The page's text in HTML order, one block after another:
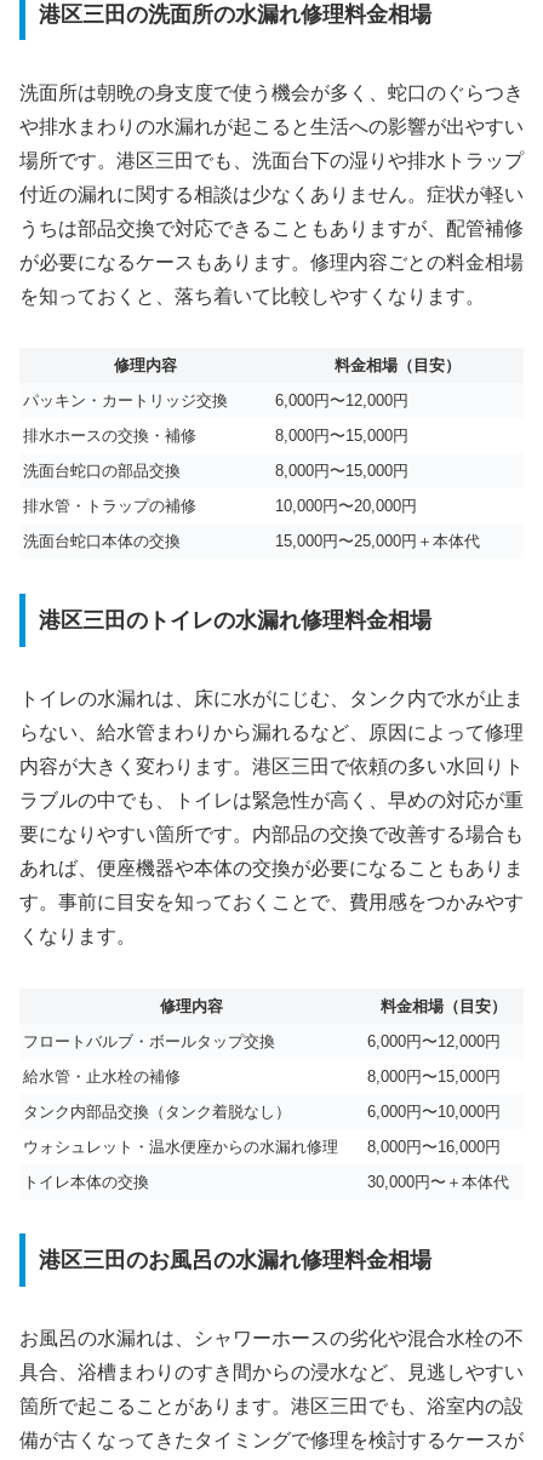
港区三田の洗面所の水漏れ修理料金相場
洗面所は朝晩の身支度で使う機会が多く、蛇口のぐらつき
や排水まわりの水漏れが起こると生活への影響が出やすい
場所です。港区三田でも、洗面台下の湿りや排水トラップ
付近の漏れに関する相談は少なくありません。症状が軽い
うちは部品交換で対応できることもありますが、配管補修
が必要になるケースもあります。修理内容ごとの料金相場
を知っておくと、落ち着いて比較しやすくなります。
修理内容
料金相場（目安）
パッキン・カートリッジ交換
6,000円〜12,000円
排水ホースの交換・補修
8,000円〜15,000円
洗面台蛇口の部品交換
8,000円〜15,000円
排水管・トラップの補修
10,000円〜20,000円
洗面台蛇口本体の交換
15,000円〜25,000円＋本体代
港区三田のトイレの水漏れ修理料金相場
トイレの水漏れは、床に水がにじむ、タンク内で水が止ま
らない、給水管まわりから漏れるなど、原因によって修理
内容が大きく変わります。港区三田で依頼の多い水回りト
ラブルの中でも、トイレは緊急性が高く、早めの対応が重
要になりやすい箇所です。内部品の交換で改善する場合も
あれば、便座機器や本体の交換が必要になることもありま
す。事前に目安を知っておくことで、費用感をつかみやす
くなります。
修理内容
料金相場（目安）
フロートバルブ・ボールタップ交換
6,000円〜12,000円
給水管・止水栓の補修
8,000円〜15,000円
タンク内部品交換（タンク着脱なし）
6,000円〜10,000円
ウォシュレット・温水便座からの水漏れ修理
8,000円〜16,000円
トイレ本体の交換
30,000円〜＋本体代
港区三田のお風呂の水漏れ修理料金相場
お風呂の水漏れは、シャワーホースの劣化や混合水栓の不
具合、浴槽まわりのすき間からの浸水など、見逃しやすい
箇所で起こることがあります。港区三田でも、浴室内の設
備が古くなってきたタイミングで修理を検討するケースが